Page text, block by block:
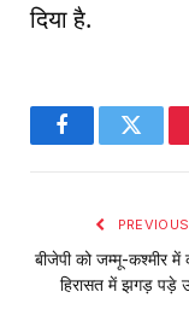
दिया है.
Facebook
बीजेपी को जम्मू-कश्मीर में
हिरासत में झगड़ पड़े